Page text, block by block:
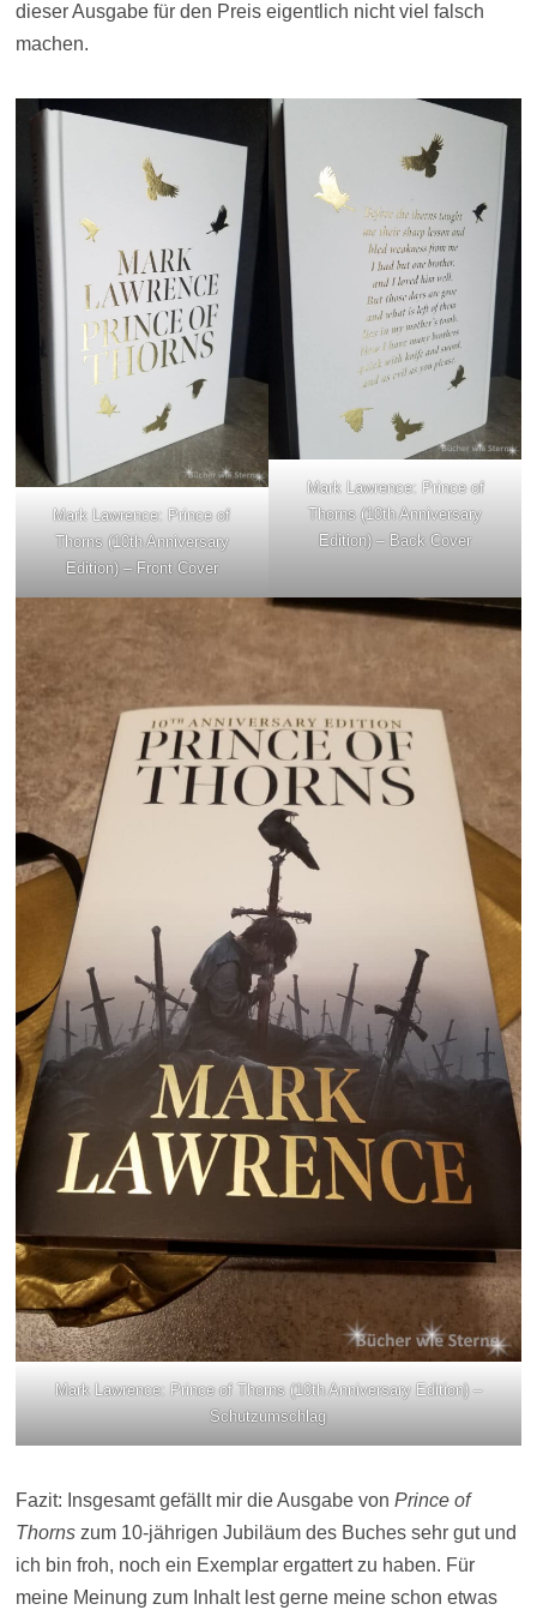
dieser Ausgabe für den Preis eigentlich nicht viel falsch
machen.
Mark Lawrence: Prince of
Thorns (10th Anniversary
Edition) – Front Cover
Mark Lawrence: Prince of
Thorns (10th Anniversary
Edition) – Back Cover
Mark Lawrence: Prince of Thorns (10th Anniversary Edition) –
Schutzumschlag
Fazit: Insgesamt gefällt mir die Ausgabe von Prince of
Thornszum 10-jährigen Jubiläum des Buches sehr gut und
ich bin froh, noch ein Exemplar ergattert zu haben. Für
meine Meinung zum Inhalt lest gerne meine schon etwas